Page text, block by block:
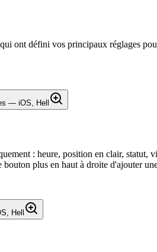
ont défini vos principaux réglages
: heure, position en clair,
bouton plus en haut à droite d'ajouter